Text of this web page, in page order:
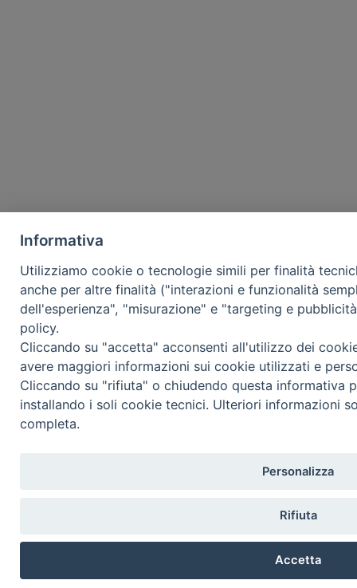
Informativa
Utilizziamo cookie o tecnologie simili per finalità
anche per altre finalità ("interazioni e funzionalità
dell'esperienza", "misurazione" e "targeting e
policy.
Cliccando su "accetta" acconsenti all'utilizzo dei
avere maggiori informazioni sui cookie utilizzati e
Cliccando su "rifiuta" o chiudendo questa informativa
installando i soli cookie tecnici. Ulteriori informazioni
completa.
Personalizza
Rifiuta
Accetta